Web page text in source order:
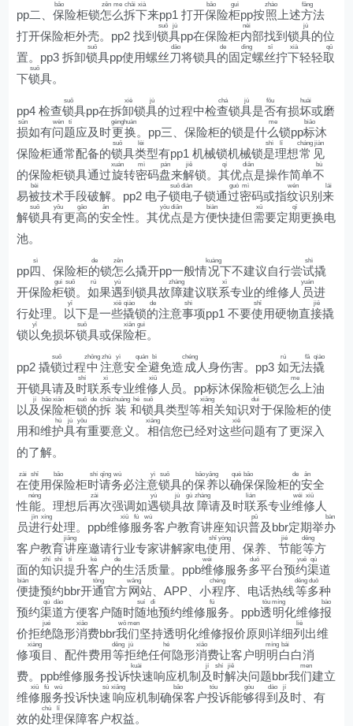
pp二、保
bǎo
险柜锁怎
zěn
么
me
拆
chāi
下
xià
来pp1 打开保
bǎo
险柜
guì
pp按照
zhào
上述方
fāng
法
打开保险柜外壳。pp2 找到锁
suǒ
具
jù
pp在保险柜内
nèi
部找到锁具
jù
的位
置。pp3 拆卸锁
suǒ
具pp使用螺丝刀
dāo
将锁具的
de
固定
dìng
螺丝
sī
拧下
xià
轻轻取
qǔ
下锁
suǒ
具。
pp4 检查锁
suǒ
具pp在拆卸
xiè
锁具
jù
的过程中检查
chá
锁具
jù
是否
fǒu
有损坏
huài
或磨
损
sǔn
如有问
wèn
题
tí
应及时更
gèng
换
huàn
。pp三、保险柜的锁是什么
me
锁pp标
biāo
沐
保险柜通常配备的锁
suǒ
具类
lèi
型有pp1 机械锁机械锁是
shì
理
lǐ
想常
cháng
见
jiàn
的保险柜锁具通过旋
xuán
转密
mì
码盘
pán
来解
jiě
锁。其
qí
优点
diǎn
是操作简单不
bù
易被
bèi
技术手段破解。pp2 电子锁
suǒ
电
diàn
子锁通过
guò
密
mì
码或指纹
wén
识别来
lái
解锁
suǒ
具有
yǒu
更高
gāo
的安
ān
全性。其优
yōu
点
diǎn
是方便
biàn
快捷但需
xū
要定期
qī
更换电
池。
pp四
sì
、保险柜的
de
锁怎
zěn
么撬开pp一般情况
kuàng
下不建议自行尝试
shì
撬
开保险柜
guì
锁
suǒ
。如
rú
果遇
yù
到锁具故 障
zhàng
建议联系
xì
专业的维修人 员
yuán
进
行处理。
以
yǐ
下是一些
xiē
撬
qiào
锁的
de
注意事
shì
项pp1 不要使
shǐ
用硬物直接
jiē
撬
锁以
yǐ
免损坏锁
suǒ
具或保险
xiǎn
柜
guì
。
pp2 撬锁
suǒ
过程中
zhōng
注
zhù
意
yì
安全
quán
避
bì
免造 成
chéng
人身伤害。pp3如
rú
无法
fǎ
撬
qiào
开锁具请及 时
shí
联系
xì
专业维修
xiū
人员。pp标沐保险柜锁怎么
me
上油
以 及
jí
保
bǎo
险
xiǎn
柜锁
suǒ
的
de
拆
chāi
装
zhuāng
和
hé
锁
suǒ
具类型等相
xiāng
关知识对
duì
于保险柜的使
用和维护
hù
具
jù
有
yǒu
重要意义。 相
xiāng
信您已经对这些
xiē
问题有了更深入
的了解。
在
zài
使
shǐ
用保
bǎo
险柜时
shí
请
qǐng
务
wù
必注意
yì
锁
suǒ
具的保
bǎo
养
yǎng
以确
què
保
bǎo
保险柜的
de
安
ān
全
性能
néng
。理想后再
zài
次强调如遇
yù
锁具
jù
故
gù
障
zhàng
请及时联
lián
系专业维
wéi
修
xiū
人
员进
jìn
行
xíng
处理。ppb维修
xiū
服
fú
务
wù
客户教育讲座知识普
pǔ
及bbr定期举办
bàn
客户教育讲
jiǎng
座邀请行业专家讲解家电使
shǐ
用
yòng
、保养、节
jié
能等
děng
方
面的知
zhī
识
shí
提
tí
升客
kè
户的
de
生活质量。ppb维
wéi
修服务多
duō
平台预约
yuē
渠
qú
道
便
biàn
捷预约bbr开通
tōng
官方网
wǎng
站、APP、小程
chéng
序、电话热线等
děng
多
duō
种
预约渠
qú
道
dào
方便客户随时随
suí
地
dì
预约维修服
fú
务。ppb透
tòu
明
míng
化维修报
bào
价拒绝
jué
隐形消
xiāo
费bbr我
wǒ
们
men
坚持透明化维修报价原则详细列
liè
出维
修项
xiàng
目、配件费用等
děng
拒
jù
绝任何
hé
隐形消
xiāo
费让客户明明
míng
白
bái
白消
费。ppb维修服务投诉快
kuài
速响应机制 及
jí
时
shí
解
jiě
决问题bbr我们
men
建立
维修
xiū
服
fú
务
wù
投诉快速
sù
响
xiǎng
应机制确保
bǎo
客户投
tóu
诉能够
gòu
得到
dào
及
jí
时、有
效的处
chù
理
lǐ
保障客户权益。